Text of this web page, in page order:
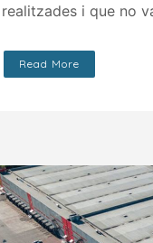
realitzades i que no
Read More